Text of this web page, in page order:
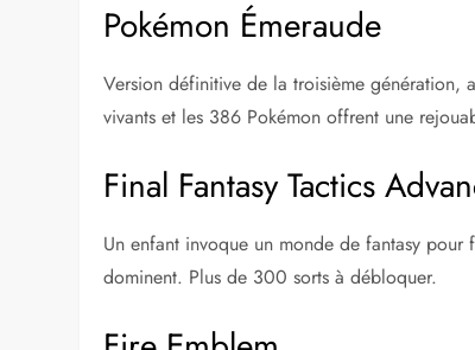
Pokémon Émeraude
Version définitive de la troisième génération,
vivants et les 386 Pokémon offrent une
Final Fantasy Tactics
Un enfant invoque un monde de fantasy
dominent. Plus de 300 sorts à débloquer.